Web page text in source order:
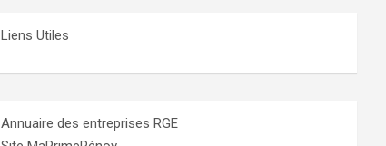
Liens Utiles
Annuaire des entreprises RGE